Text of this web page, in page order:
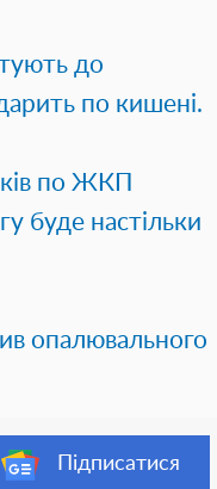
до
по кишені.
по ЖКП
буде настільки
опалювального
Підписатися